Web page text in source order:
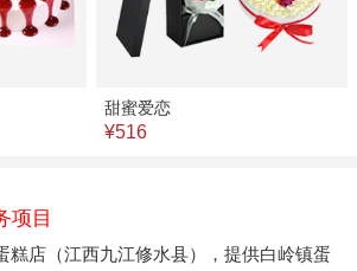
甜蜜爱恋
¥516
项目
糕店（江西九江修水县），提供白岭镇蛋